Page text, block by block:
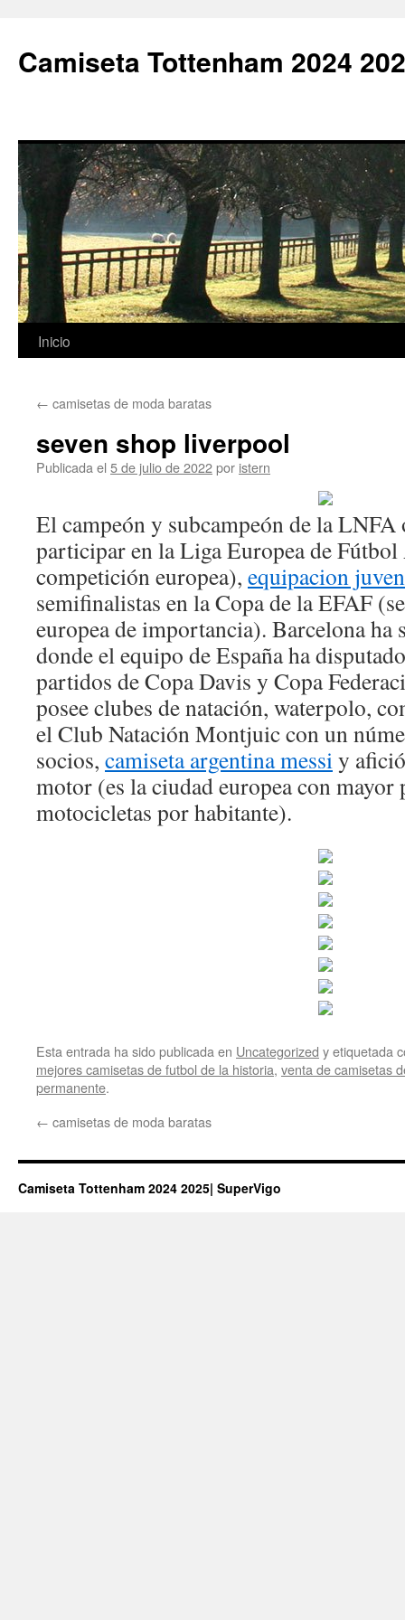
Camiseta Tottenham 2024
Saltar
contenido
Inicio
← camisetas de moda baratas
seven shop liverpool
Publicada el 5 de julio de 2022por istern
El campeón y subcampeón de la LNFA
participar en la Liga Europea de
competición europea), equipacion
semifinalistas en la Copa de la EFAF
europea de importancia). Barcelona ha
donde el equipo de España ha
partidos de Copa Davis y Copa
posee clubes de natación, waterpolo,
el Club Natación Montjuic con un
socios, camiseta argentina messiy
motor (es la ciudad europea con
motocicletas por habitante).
Esta entrada ha sido publicada en Uncategorized y etiquetada
mejores camisetas de futbol de la historia, venta de camisetas
permanente.
← camisetas de moda baratas
Camiseta Tottenham 2024 2025| SuperVigo